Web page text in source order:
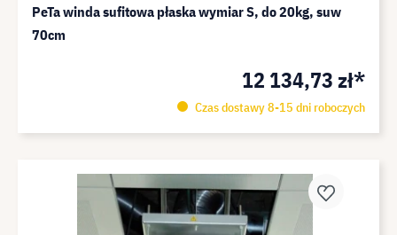
PeTa winda sufitowa płaska wymiar S, do 20kg, suw
70cm
12 134,73 zł*
Czas dostawy 8-15 dni roboczych